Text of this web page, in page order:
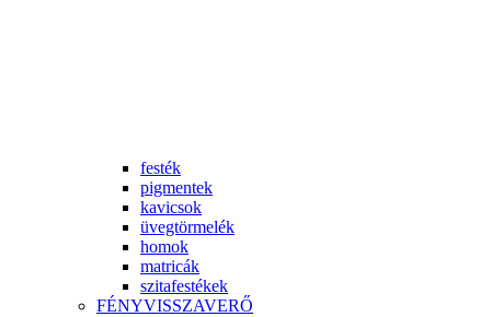
festék
pigmentek
kavicsok
üvegtörmelék
homok
matricák
szitafestékek
FÉNYVISSZAVERŐ